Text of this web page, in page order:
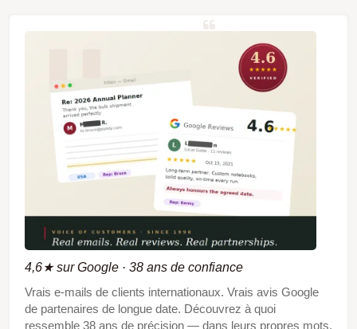
4,6★ sur Google · 38 ans de confiance
Vrais e-mails de clients internationaux. Vrais avis Google
de partenaires de longue date. Découvrez à quoi
ressemble 38 ans de précision — dans leurs propres mots.